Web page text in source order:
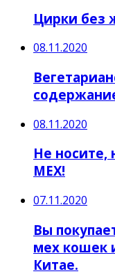
Цирки без
08.11.2020
08.11.2020
Не носите,
МЕХ!
07.11.2020
Вы
мех кошек
Китае.